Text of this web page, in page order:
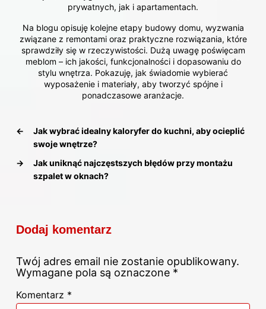
prywatnych, jak i apartamentach.
Na blogu opisuję kolejne etapy budowy domu, wyzwania
związane z remontami oraz praktyczne rozwiązania, które
sprawdziły się w rzeczywistości. Dużą uwagę poświęcam
meblom – ich jakości, funkcjonalności i dopasowaniu do
stylu wnętrza. Pokazuję, jak świadomie wybierać
wyposażenie i materiały, aby tworzyć spójne i
ponadczasowe aranżacje.
←
Jak wybrać idealny kaloryfer do kuchni, aby ocieplić
swoje wnętrze?
→
Jak uniknąć najczęstszych błędów przy montażu
szpalet w oknach?
Dodaj komentarz
Twój adres email nie zostanie opublikowany.
Wymagane pola są oznaczone *
Komentarz *